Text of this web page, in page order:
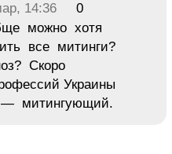
14:36
0
можно хотя
все митинги?
Скоро
Украины
— митингующий.